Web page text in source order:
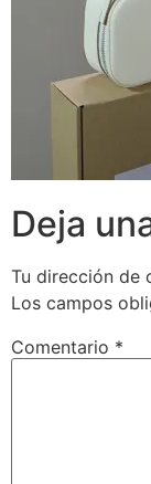
Deja
Tu dirección de
Los campos
Comentario *